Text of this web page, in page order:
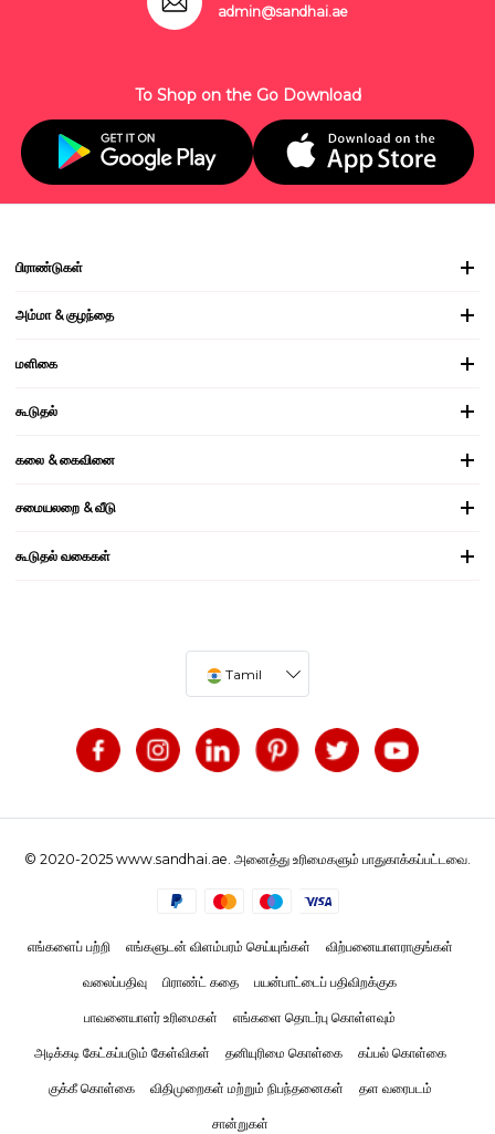
admin@sandhai.ae
To Shop on the Go Download
பிராண்டுகள்
அம்மா & குழந்தை
மளிகை
கூடுதல்
கலை & கைவினை
சமையலறை & வீடு
கூடுதல் வகைகள்
Tamil
© 2020-2025 www.sandhai.ae. அனைத்து உரிமைகளும் பாதுகாக்கப்பட்டவை.
எங்களைப் பற்றி எங்களுடன் விளம்பரம் செய்யுங்கள் விற்பனையாளராகுங்கள்
வலைப்பதிவு பிராண்ட் கதை பயன்பாட்டைப் பதிவிறக்குக
பாவனையாளர் உரிமைகள் எங்களை தொடர்பு கொள்ளவும்
அடிக்கடி கேட்கப்படும் கேள்விகள் தனியுரிமை கொள்கை கப்பல் கொள்கை
குக்கீ கொள்கை விதிமுறைகள் மற்றும் நிபந்தனைகள் தள வரைபடம்
சான்றுகள்